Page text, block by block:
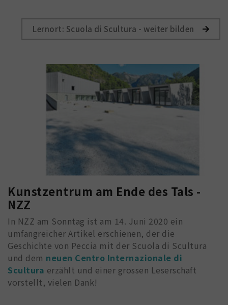
Lernort: Scuola di Scultura - weiter bilden
Kunstzentrum am Ende des Tals -
NZZ
In NZZ am Sonntag ist am 14. Juni 2020 ein
umfangreicher Artikel erschienen, der die
Geschichte von Peccia mit der Scuola di Scultura
und dem neuen Centro Internazionale di
Scultura erzählt und einer grossen Leserschaft
vorstellt, vielen Dank!